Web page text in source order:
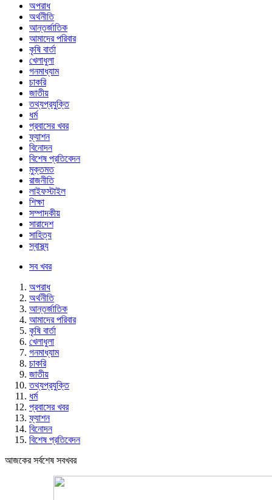
অপরাধ
অর্থনীতি
আন্তর্জাতিক
আমাদের পরিবার
কৃষি বার্তা
খেলাধুলা
গনমাধ্যাম
চাকরি
জাতীয়
তথ্যপ্রযুক্তি
ধর্ম
প্রবাসের খবর
ফ্যাশন
বিনোদন
বিশেষ প্রতিবেদন
মুক্তমত
রাজনীতি
লাইফস্টাইল
শিক্ষা
সম্পাদকীয়
সারাদেশ
সাহিত্য
স্বাস্থ্য
সব খবর
অপরাধ
অর্থনীতি
আন্তর্জাতিক
আমাদের পরিবার
কৃষি বার্তা
খেলাধুলা
গনমাধ্যাম
চাকরি
জাতীয়
তথ্যপ্রযুক্তি
ধর্ম
প্রবাসের খবর
ফ্যাশন
বিনোদন
বিশেষ প্রতিবেদন
আজকের সর্বশেষ সবখবর